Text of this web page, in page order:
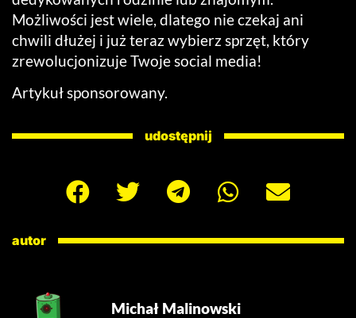
Możliwości jest wiele, dlatego nie czekaj ani
chwili dłużej i już teraz wybierz sprzęt, który
zrewolucjonizuje Twoje social media!
Artykuł sponsorowany.
udostępnij
autor
Michał Malinowski